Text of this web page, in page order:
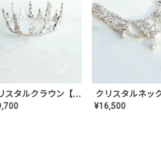
クリスタルクラウン【MA-COHD-01】韓国風クラウン/ウェディングクラウン/ティアラ
¥16,500